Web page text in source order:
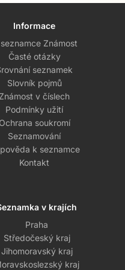
Informace
Známost
Časté otázky
seznamek
Slovník pojmů
Známost v číslech
Podmínky užití
Ochrana soukromí
Seznamování
k seznamce
Kontakt
v krajích
Praha
Středočeský kraj
Jihomoravský kraj
kraj